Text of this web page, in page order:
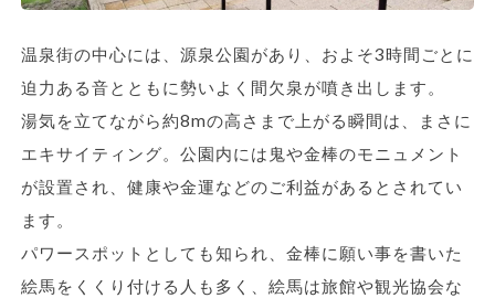
温泉街の中心には、源泉公園があり、およそ3時間ごとに
迫力ある音とともに勢いよく間欠泉が噴き出します。
湯気を立てながら約8mの高さまで上がる瞬間は、まさに
エキサイティング。公園内には鬼や金棒のモニュメント
が設置され、健康や金運などのご利益があるとされてい
ます。
パワースポットとしても知られ、金棒に願い事を書いた
絵馬をくくり付ける人も多く、絵馬は旅館や観光協会な